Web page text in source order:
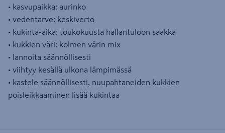
• kasvupaikka: aurinko
• vedentarve: keskiverto
• kukinta-aika: toukokuusta hallantuloon saakka
• kukkien väri: kolmen värin mix
• lannoita säännöllisesti
• viihtyy kesällä ulkona lämpimässä
• kastele säännöllisesti, nuupahtaneiden kukkien
poisleikkaaminen lisää kukintaa